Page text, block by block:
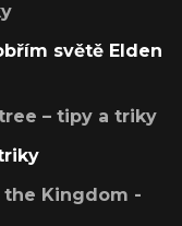
světě Elden
– tipy a triky
the Kingdom -